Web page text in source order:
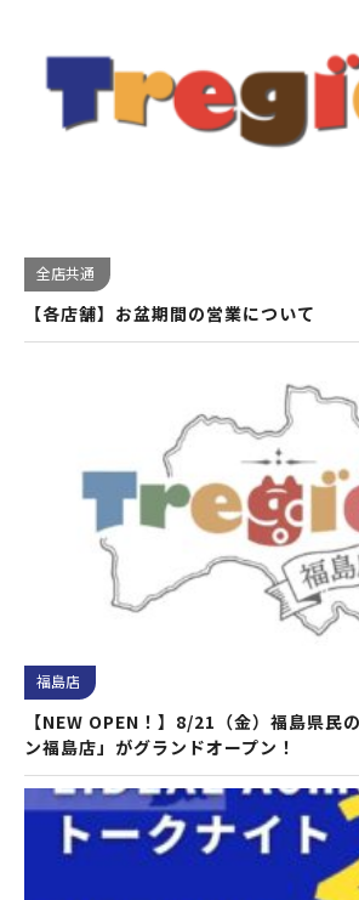
全店共通
【各店舗】お盆期間の営業について
福島店
【NEW OPEN！】8/21（金）福島県民
ン福島店」がグランドオープン！